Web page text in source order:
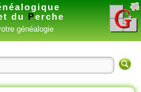
du Perche
généalogie